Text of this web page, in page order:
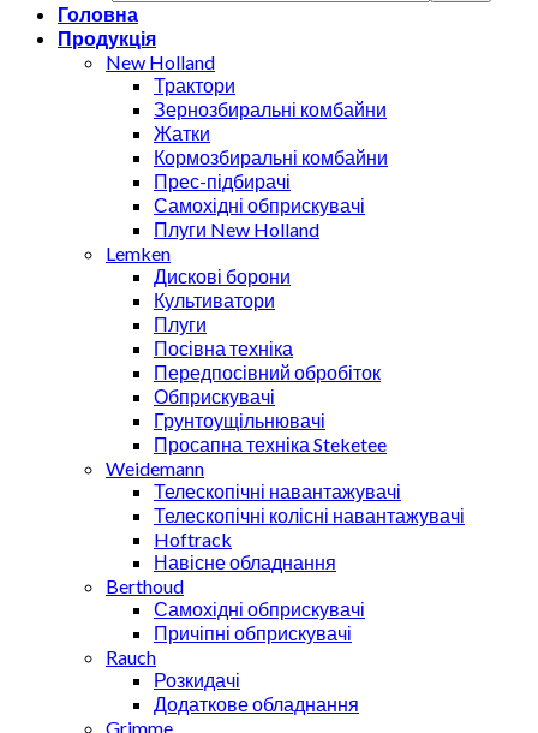
Головна
Продукція
New Holland
Трактори
Зернозбиральні комбайни
Жатки
Кормозбиральні комбайни
Прес-підбирачі
Самохідні обприскувачі
Плуги New Holland
Lemken
Дискові борони
Культиватори
Плуги
Посівна техніка
Передпосівний обробіток
Обприскувачі
Грунтоущільнювачі
Просапна техніка Steketee
Weidemann
Телескопічні навантажувачі
Телескопічні колісні навантажувачі
Hoftrack
Навісне обладнання
Berthoud
Самохідні обприскувачі
Причіпні обприскувачі
Rauch
Розкидачі
Додаткове обладнання
Grimme